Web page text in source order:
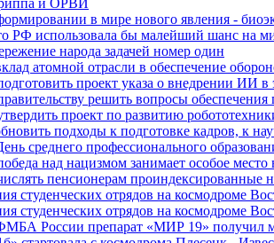
и ОРВИ
в мире нового явления -
РФ использовала бы малейший шанс на
народа задачей номер один
атомной отрасли в обеспечение
проект указа о внедрении ИИ
решить вопросы
проект по развитию
подходы к подготовке кадров, к
среднего профессионального
над нацизмом занимает особое
пенсионерам проиндексированные
студенческих отрядов на космодроме
студенческих отрядов на космодроме
России препарат «МИР 19» получил